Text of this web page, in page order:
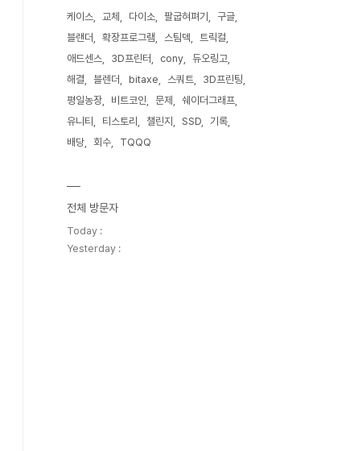
케이스 교체 다이소 팔굽혀펴기
구글
블랜더
확장프로그램 스팀덱
트릭컬
애드센스
3D프린터 cony
듀오링고
해결
블렌더 bitaxe 스쿼트
3D프린팅
평일농장
비트코인 문제
쉐이더그래프
유니티
티스토리 챌린지 SSD
기록
배당
회수 TQQQ
전체 방문자
Today :
Yesterday :